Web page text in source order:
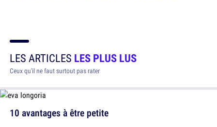
LES ARTICLES LES PLUS LUS
Ceux qu'il ne faut surtout pas rater
10 avantages à être petite